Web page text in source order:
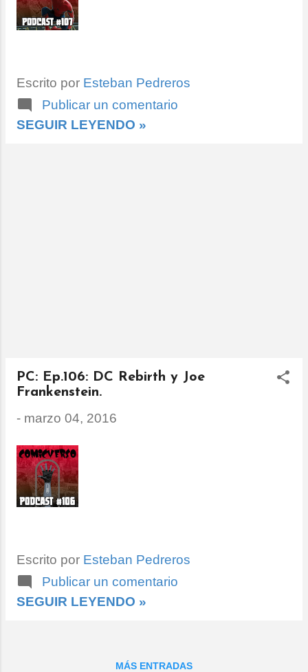
Escrito por Esteban Pedreros
Publicar un comentario
SEGUIR LEYENDO »
PC: Ep.106: DC Rebirth y Joe
Frankenstein.
- marzo 04, 2016
Escrito por Esteban Pedreros
Publicar un comentario
SEGUIR LEYENDO »
MÁS ENTRADAS